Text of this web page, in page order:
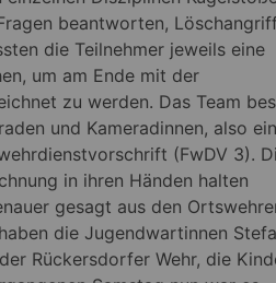
beantworten,
die Teilnehmer jeweils eine
um am Ende mit der
zu werden. Das Team
und Kameradinnen, also
(FwDV 3).
in ihren Händen halten
gesagt aus den
die Jugendwartinnen
Rückersdorfer Wehr, die